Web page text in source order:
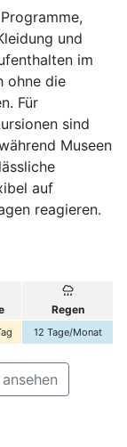
und
im
ohne die
Für
sind
Museen
auf
reagieren.
Regen
12 Tage/Monat